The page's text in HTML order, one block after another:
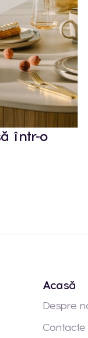
într-o
Acasă
Despre
Contacte